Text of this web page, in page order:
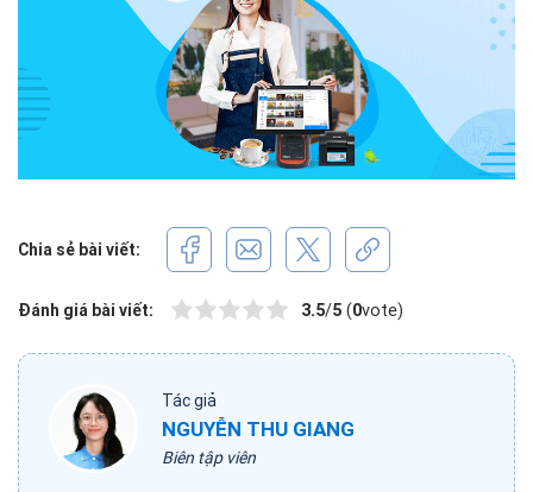
Chia sẻ bài viết:
Đánh giá bài viết: 3.5/5 (0vote)
Tác giả
NGUYỄN THU GIANG
Biên tập viên